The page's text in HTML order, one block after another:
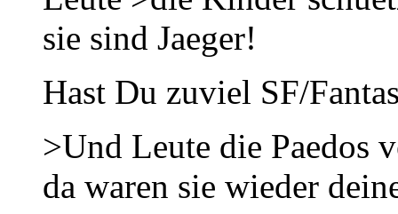
sie sind Jaeger!
Hast Du zuviel SF/
>Und Leute die Paedos
da waren sie wieder